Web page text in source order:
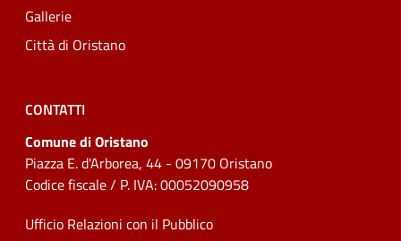
Gallerie
Città di Oristano
CONTATTI
Comune di Oristano
Piazza E. d'Arborea, 44 - 09170 Oristano
Codice fiscale / P. IVA: 00052090958
Ufficio Relazioni con il Pubblico